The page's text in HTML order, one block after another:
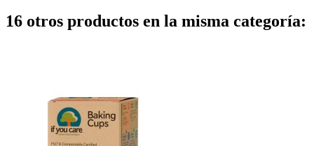
16 otros productos en la misma categoría: